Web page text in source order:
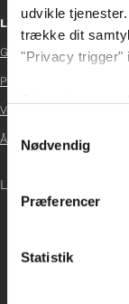
udvikle
trække dit
"Privacy trigger"
Vi bruger
data med andre
Nødvendig
Præferencer
Statistik
Links
Glad Fonden
Persondatapolitik
Vedtægter
Årsrapport 2024
LOG IND